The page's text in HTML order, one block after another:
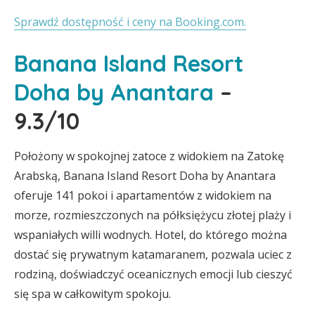
Sprawdź dostępność i ceny na Booking.com.
Banana Island Resort
Doha by Anantara –
9.3/10
Położony w spokojnej zatoce z widokiem na Zatokę
Arabską, Banana Island Resort Doha by Anantara
oferuje 141 pokoi i apartamentów z widokiem na
morze, rozmieszczonych na półksiężycu złotej plaży i
wspaniałych willi wodnych. Hotel, do którego można
dostać się prywatnym katamaranem, pozwala uciec z
rodziną, doświadczyć oceanicznych emocji lub cieszyć
się spa w całkowitym spokoju.